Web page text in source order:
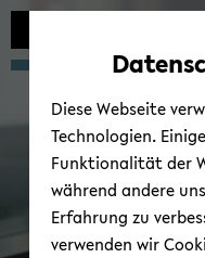
Diese Webseite
Technologien.
Funktionalität der
während andere
Erfahrung zu
verwenden wir